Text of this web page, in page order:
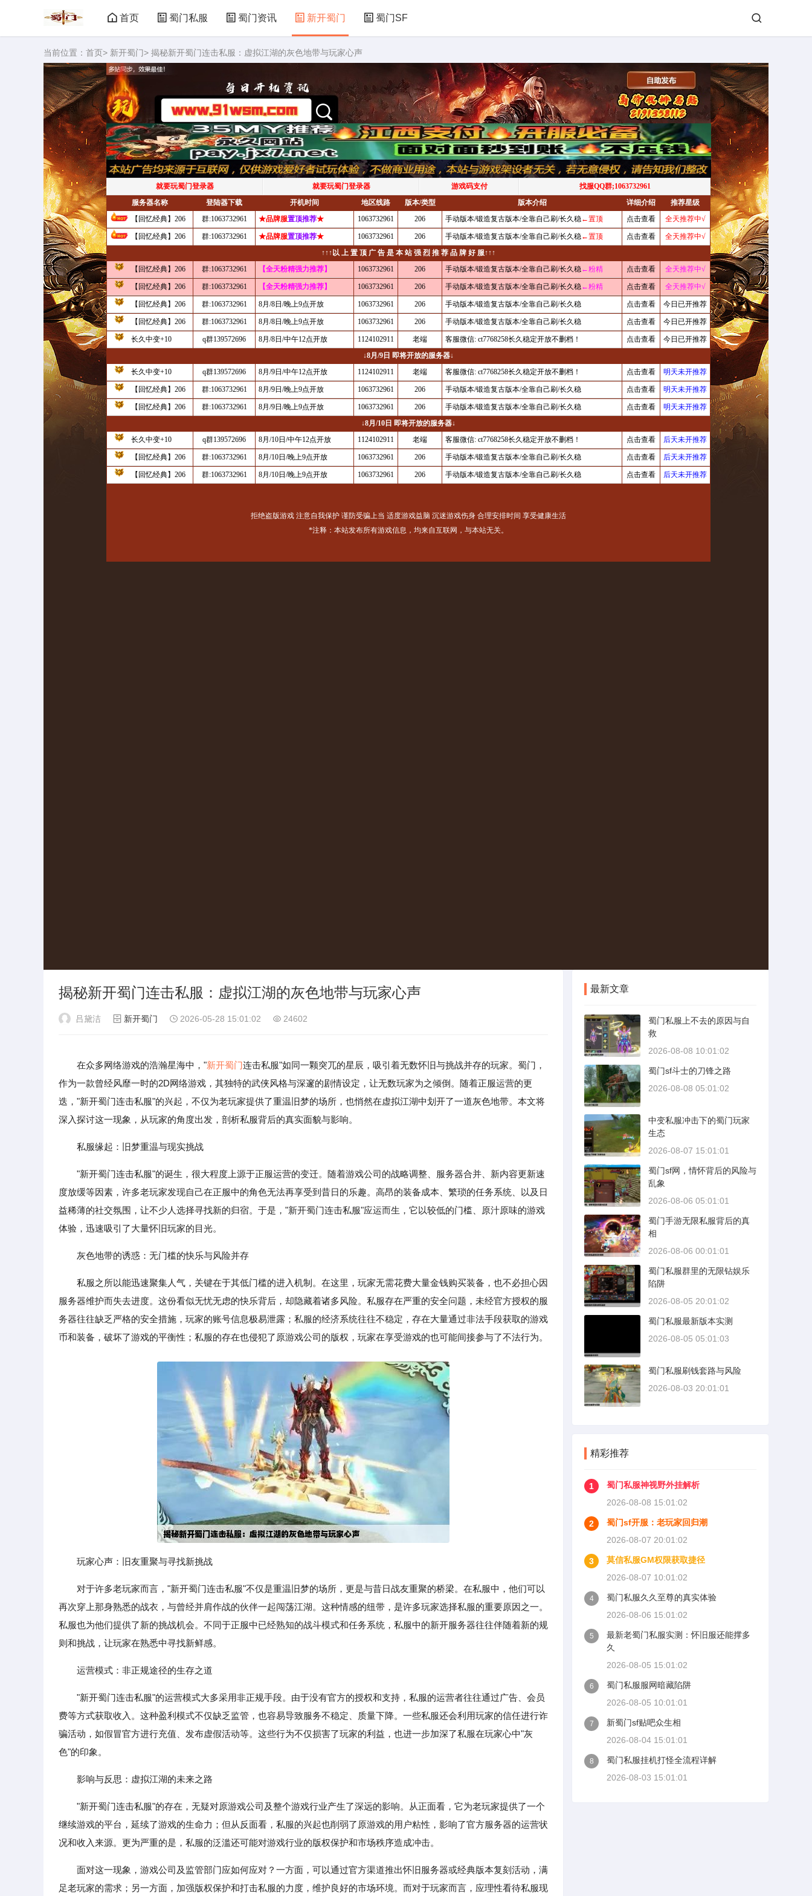
首页 蜀门私服 蜀门资讯 新开蜀门 蜀门SF
当前位置： 首页> 新开蜀门> 揭秘新开蜀门连击私服：虚拟江湖的灰色地带与玩家心声
揭秘新开蜀门连击私服：虚拟江湖的灰色地带与玩家心声
吕黛洁 新开蜀门 2026-05-28 15:01:02 24602
在众多网络游戏的浩瀚星海中，"新开蜀门连击私服"如同一颗突兀的星辰，吸引着无数怀旧与挑战并存的玩家。蜀门，
作为一款曾经风靡一时的2D网络游戏，其独特的武侠风格与深邃的剧情设定，让无数玩家为之倾倒。随着正服运营的更
迭，"新开蜀门连击私服"的兴起，不仅为老玩家提供了重温旧梦的场所，也悄然在虚拟江湖中划开了一道灰色地带。本文将
深入探讨这一现象，从玩家的角度出发，剖析私服背后的真实面貌与影响。
私服缘起：旧梦重温与现实挑战
"新开蜀门连击私服"的诞生，很大程度上源于正服运营的变迁。随着游戏公司的战略调整、服务器合并、新内容更新速
度放缓等因素，许多老玩家发现自己在正服中的角色无法再享受到昔日的乐趣。高昂的装备成本、繁琐的任务系统、以及日
益稀薄的社交氛围，让不少人选择寻找新的归宿。于是，"新开蜀门连击私服"应运而生，它以较低的门槛、原汁原味的游戏
体验，迅速吸引了大量怀旧玩家的目光。
灰色地带的诱惑：无门槛的快乐与风险并存
私服之所以能迅速聚集人气，关键在于其低门槛的进入机制。在这里，玩家无需花费大量金钱购买装备，也不必担心因
服务器维护而失去进度。这份看似无忧无虑的快乐背后，却隐藏着诸多风险。私服存在严重的安全问题，未经官方授权的服
务器往往缺乏严格的安全措施，玩家的账号信息极易泄露；私服的经济系统往往不稳定，存在大量通过非法手段获取的游戏
币和装备，破坏了游戏的平衡性；私服的存在也侵犯了原游戏公司的版权，玩家在享受游戏的也可能间接参与了不法行为。
玩家心声：旧友重聚与寻找新挑战
对于许多老玩家而言，"新开蜀门连击私服"不仅是重温旧梦的场所，更是与昔日战友重聚的桥梁。在私服中，他们可以
再次穿上那身熟悉的战衣，与曾经并肩作战的伙伴一起闯荡江湖。这种情感的纽带，是许多玩家选择私服的重要原因之一。
私服也为他们提供了新的挑战机会。不同于正服中已经熟知的战斗模式和任务系统，私服中的新开服务器往往伴随着新的规
则和挑战，让玩家在熟悉中寻找新鲜感。
运营模式：非正规途径的生存之道
"新开蜀门连击私服"的运营模式大多采用非正规手段。由于没有官方的授权和支持，私服的运营者往往通过广告、会员
费等方式获取收入。这种盈利模式不仅缺乏监管，也容易导致服务不稳定、质量下降。一些私服还会利用玩家的信任进行诈
骗活动，如假冒官方进行充值、发布虚假活动等。这些行为不仅损害了玩家的利益，也进一步加深了私服在玩家心中"灰
色"的印象。
影响与反思：虚拟江湖的未来之路
"新开蜀门连击私服"的存在，无疑对原游戏公司及整个游戏行业产生了深远的影响。从正面看，它为老玩家提供了一个
继续游戏的平台，延续了游戏的生命力；但从反面看，私服的兴起也削弱了原游戏的用户粘性，影响了官方服务器的运营状
况和收入来源。更为严重的是，私服的泛滥还可能对游戏行业的版权保护和市场秩序造成冲击。
面对这一现象，游戏公司及监管部门应如何应对？一方面，可以通过官方渠道推出怀旧服务器或经典版本复刻活动，满
足老玩家的需求；另一方面，加强版权保护和打击私服的力度，维护良好的市场环境。而对于玩家而言，应理性看待私服现
最新文章
蜀门私服上不去的原因与自
救
2026-08-08 10:01:02
蜀门sf斗士的刀锋之路
2026-08-08 05:01:02
中变私服冲击下的蜀门玩家
生态
2026-08-07 15:01:01
蜀门sf网，情怀背后的风险与
乱象
2026-08-06 05:01:01
蜀门手游无限私服背后的真
相
2026-08-06 00:01:01
蜀门私服群里的无限钻娱乐
陷阱
2026-08-05 20:01:02
蜀门私服最新版本实测
2026-08-05 05:01:03
蜀门私服刷钱套路与风险
2026-08-03 20:01:01
精彩推荐
1
蜀门私服神视野外挂解析
2026-08-08 15:01:02
2
蜀门sf开服：老玩家回归潮
2026-08-07 20:01:02
3
莫信私服GM权限获取捷径
2026-08-07 10:01:02
4
蜀门私服久久至尊的真实体验
2026-08-06 15:01:02
5
最新老蜀门私服实测：怀旧服还能撑多
久
2026-08-05 15:01:02
6
蜀门私服服网暗藏陷阱
2026-08-05 10:01:01
7
新蜀门sf贴吧众生相
2026-08-04 15:01:01
8
蜀门私服挂机打怪全流程详解
2026-08-03 15:01:01